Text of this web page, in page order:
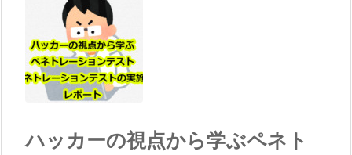
ハッカーの視点から学ぶペネト